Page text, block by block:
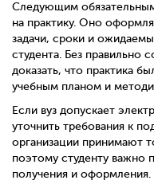
Следующим
на практику. Оно
задачи, сроки и
студента. Без правильно
доказать, что практика
учебным планом и
Если вуз допускает
уточнить требования к
организации принимают
поэтому студенту важно
получения и оформления.